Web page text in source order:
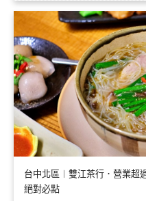
台中北區︱雙江茶行．營業超
絕對必點